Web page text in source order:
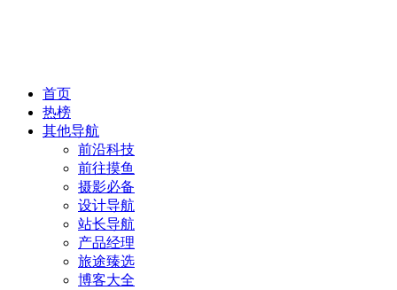
首页
热榜
其他导航
前沿科技
前往摸鱼
摄影必备
设计导航
站长导航
产品经理
旅途臻选
博客大全